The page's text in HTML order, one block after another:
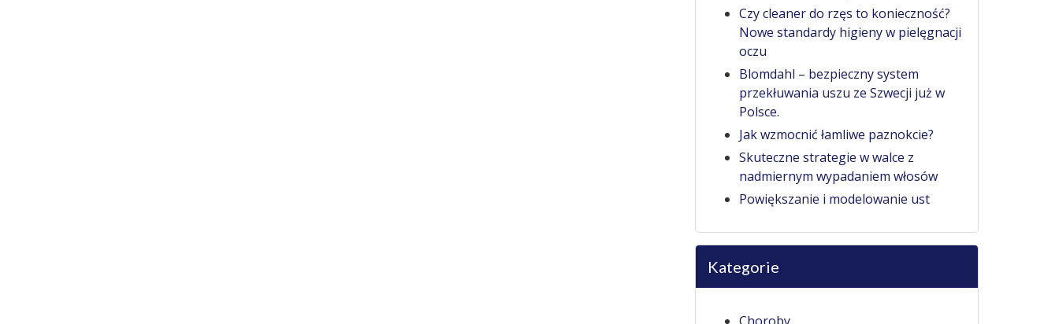
Czy cleaner do rzęs to konieczność?
Nowe standardy higieny w pielęgnacji
oczu
Blomdahl – bezpieczny system
przekłuwania uszu ze Szwecji już w
Polsce.
Jak wzmocnić łamliwe paznokcie?
Skuteczne strategie w walce z
nadmiernym wypadaniem włosów
Powiększanie i modelowanie ust
Kategorie